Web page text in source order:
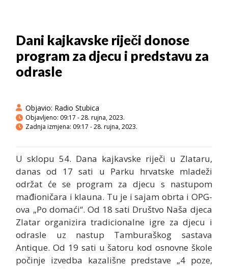
Dani kajkavske riječi donose
program za djecu i predstavu za
odrasle
Objavio: Radio Stubica
Objavljeno: 09:17 - 28. rujna, 2023.
Zadnja izmjena: 09:17 - 28. rujna, 2023.
U sklopu 54. Dana kajkavske riječi u Zlataru,
danas od 17 sati u Parku hrvatske mladeži
održat će se program za djecu s nastupom
mađioničara i klauna. Tu je i sajam obrta i OPG-
ova „Po domaći“. Od 18 sati Društvo Naša djeca
Zlatar organizira tradicionalne igre za djecu i
odrasle uz nastup Tamburaškog sastava
Antique. Od 19 sati u šatoru kod osnovne škole
počinje izvedba kazališne predstave „4 poze,